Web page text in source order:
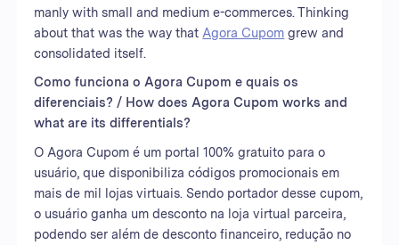
manly with small and medium e-commerces. Thinking
about that was the way that Agora Cupom grew and
consolidated itself.
Como funciona o Agora Cupom e quais os
diferenciais? / How does Agora Cupom works and
what are its differentials?
O Agora Cupom é um portal 100% gratuito para o
usuário, que disponibiliza códigos promocionais em
mais de mil lojas virtuais. Sendo portador desse cupom,
o usuário ganha um desconto na loja virtual parceira,
podendo ser além de desconto financeiro, redução no